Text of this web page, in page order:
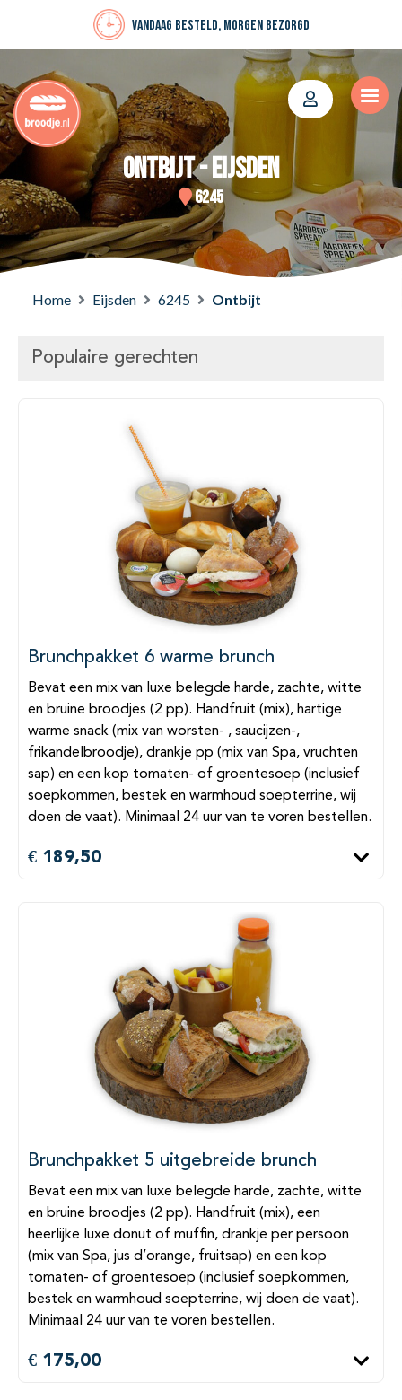
Vandaag besteld, morgen bezorgd
Ontbijt - Eijsden
6245
Home Eijsden 6245 Ontbijt
Populaire gerechten
Brunchpakket 6 warme brunch
Bevat een mix van luxe belegde harde, zachte, witte
en bruine broodjes (2 pp). Handfruit (mix), hartige
warme snack (mix van worsten- , saucijzen-,
frikandelbroodje), drankje pp (mix van Spa, vruchten
sap) en een kop tomaten- of groentesoep (inclusief
soepkommen, bestek en warmhoud soepterrine, wij
doen de vaat). Minimaal 24 uur van te voren bestellen.
€ 189,50
Brunchpakket 5 uitgebreide brunch
Bevat een mix van luxe belegde harde, zachte, witte
en bruine broodjes (2 pp). Handfruit (mix), een
heerlijke luxe donut of muffin, drankje per persoon
(mix van Spa, jus d’orange, fruitsap) en een kop
tomaten- of groentesoep (inclusief soepkommen,
bestek en warmhoud soepterrine, wij doen de vaat).
Minimaal 24 uur van te voren bestellen.
€ 175,00